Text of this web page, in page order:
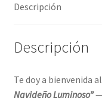
Descripción
Descripción
Te doy a bienvenida
Navideño Luminoso”—